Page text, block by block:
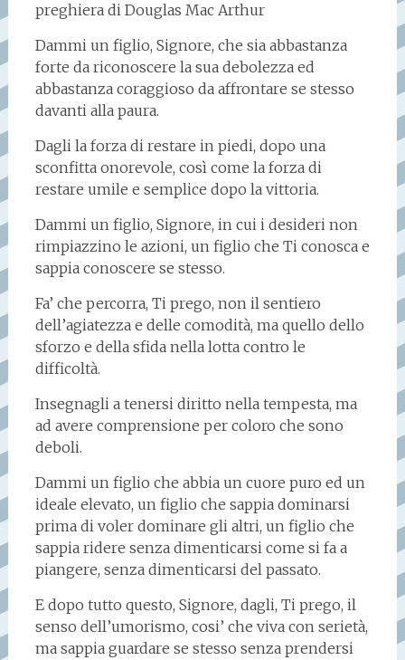
preghiera di Douglas Mac Arthur
Dammi un figlio, Signore, che sia abbastanza
forte da riconoscere la sua debolezza ed
abbastanza coraggioso da affrontare se stesso
davanti alla paura.
Dagli la forza di restare in piedi, dopo una
sconfitta onorevole, così come la forza di
restare umile e semplice dopo la vittoria.
Dammi un figlio, Signore, in cui i desideri non
rimpiazzino le azioni, un figlio che Ti conosca e
sappia conoscere se stesso.
Fa’ che percorra, Ti prego, non il sentiero
dell’agiatezza e delle comodità, ma quello dello
sforzo e della sfida nella lotta contro le
difficoltà.
Insegnagli a tenersi diritto nella tempesta, ma
ad avere comprensione per coloro che sono
deboli.
Dammi un figlio che abbia un cuore puro ed un
ideale elevato, un figlio che sappia dominarsi
prima di voler dominare gli altri, un figlio che
sappia ridere senza dimenticarsi come si fa a
piangere, senza dimenticarsi del passato.
E dopo tutto questo, Signore, dagli, Ti prego, il
senso dell’umorismo, cosi’ che viva con serietà,
ma sappia guardare se stesso senza prendersi